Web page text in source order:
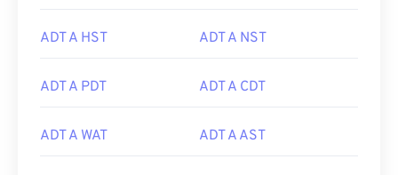
ADT A HST ADT A NST
ADT A PDT ADT A CDT
ADT A WAT ADT A AST